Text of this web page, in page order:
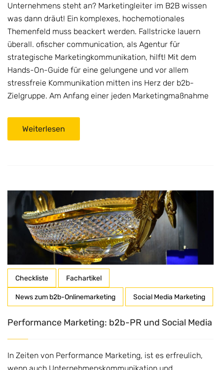
Unternehmens steht an? Marketingleiter im B2B wissen
was dann dräut! Ein komplexes, hochemotionales
Themenfeld muss beackert werden. Fallstricke lauern
überall. ofischer communication, als Agentur für
strategische Marketingkommunikation, hilft! Mit dem
Hands-On-Guide für eine gelungene und vor allem
stressfreie Kommunikation mitten ins Herz der b2b-
Zielgruppe. Am Anfang einer jeden Marketingmaßnahme
Weiterlesen
Checkliste Fachartikel
News zum b2b-Onlinemarketing Social Media Marketing
Performance Marketing: b2b-PR und Social Media
In Zeiten von Performance Marketing, ist es erfreulich,